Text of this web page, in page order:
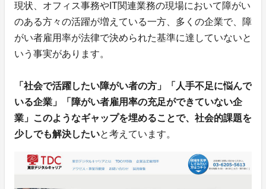
現状、オフィス事務やIT関連業務の現場において障がい
のある方々の活躍が増えている一方、多くの企業で、障
がい者雇用率が法律で決められた基準に達していないと
いう事実があります。
「社会で活躍したい障がい者の方」「人手不足に悩んで
いる企業」「障がい者雇用率の充足ができていない企
業」このようなギャップを埋めることで、社会的課題を
少しでも解決したいと考えています。